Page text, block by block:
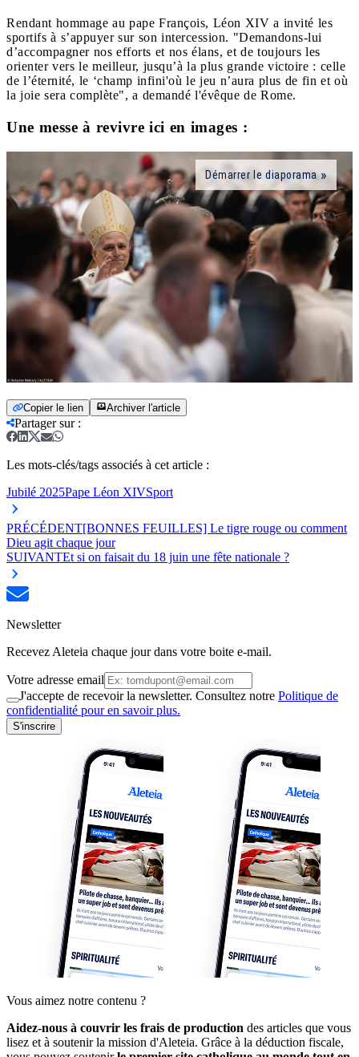
Rendant hommage au pape François, Léon XIV a invité les
sportifs à s’appuyer sur son intercession. "Demandons-lui
d’accompagner nos efforts et nos élans, et de toujours les
orienter vers le meilleur, jusqu’à la plus grande victoire : celle
de l’éternité, le ‘champ infini'où le jeu n’aura plus de fin et où
la joie sera complète", a demandé l'évêque de Rome.
Une messe à revivre ici en images :
Démarrer le diaporama
Copier le lien Archiver l'article
Partager sur:
Les mots-clés/tags associés à cet article :
Jubilé 2025Pape Léon XIVSport
PRÉCÉDENT[BONNES FEUILLES] Le tigre rouge ou comment
Dieu agit chaque jour
SUIVANTEt si on faisait du 18 juin une fête nationale ?
Newsletter
Recevez Aleteia chaque jour dans votre boite e-mail.
Votre adresse email
J'accepte de recevoir la newsletter. Consultez notre Politique de
confidentialité pour en savoir plus.
S'inscrire
Vous aimez notre contenu ?
Aidez-nous à couvrir les frais de production des articles que vous
lisez et à soutenir la mission d'Aleteia. Grâce à la déduction fiscale,